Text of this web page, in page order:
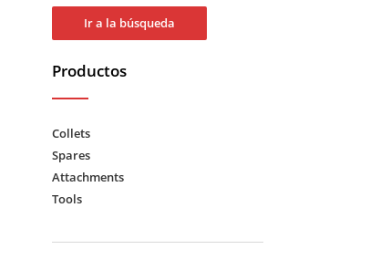
Ir a la búsqueda
Productos
Collets
Spares
Attachments
Tools